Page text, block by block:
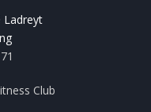
Ladreyt
Club